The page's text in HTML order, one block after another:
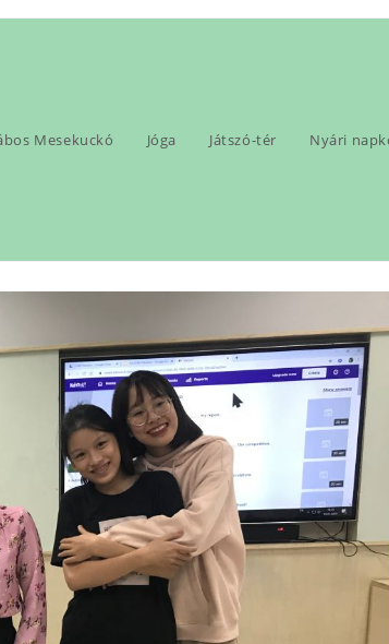
Mesekuckó Jóga Játszó-tér Nyári